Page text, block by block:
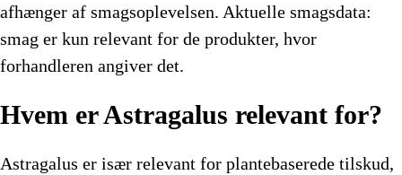
afhænger af smagsoplevelsen. Aktuelle smagsdata:
smag er kun relevant for de produkter, hvor
forhandleren angiver det.
Hvem er Astragalus relevant for?
Astragalus er især relevant for plantebaserede tilskud,